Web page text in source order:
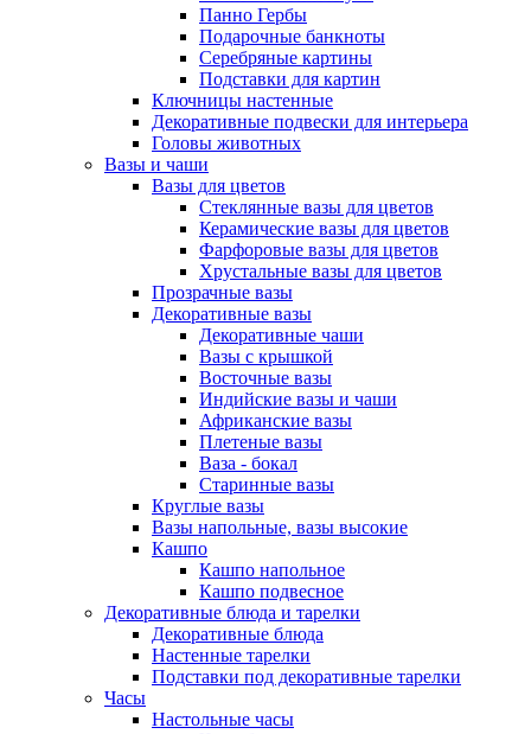
Панно Гербы
Подарочные банкноты
Серебряные картины
Подставки для картин
Ключницы настенные
Декоративные подвески для интерьера
Головы животных
Вазы и чаши
Вазы для цветов
Стеклянные вазы для цветов
Керамические вазы для цветов
Фарфоровые вазы для цветов
Хрустальные вазы для цветов
Прозрачные вазы
Декоративные вазы
Декоративные чаши
Вазы с крышкой
Восточные вазы
Индийские вазы и чаши
Африканские вазы
Плетеные вазы
Ваза - бокал
Старинные вазы
Круглые вазы
Вазы напольные, вазы высокие
Кашпо
Кашпо напольное
Кашпо подвесное
Декоративные блюда и тарелки
Декоративные блюда
Настенные тарелки
Подставки под декоративные тарелки
Часы
Настольные часы